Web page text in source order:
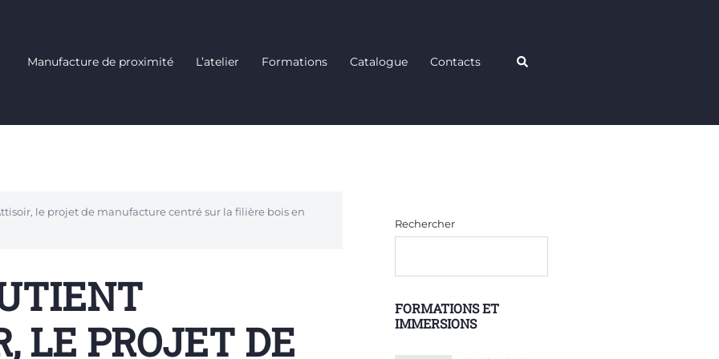
Manufacture de proximité L’atelier Formations Catalogue Contacts Rechercher
le projet de manufacture centré sur la filière bois en
LE PROJET DE
Rechercher
FORMATIONS ET
IMMERSIONS